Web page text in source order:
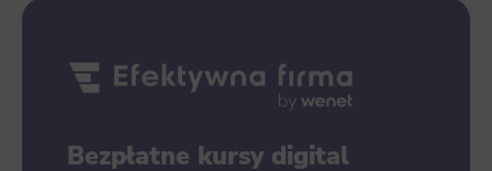
Bezpłatne kursy digital